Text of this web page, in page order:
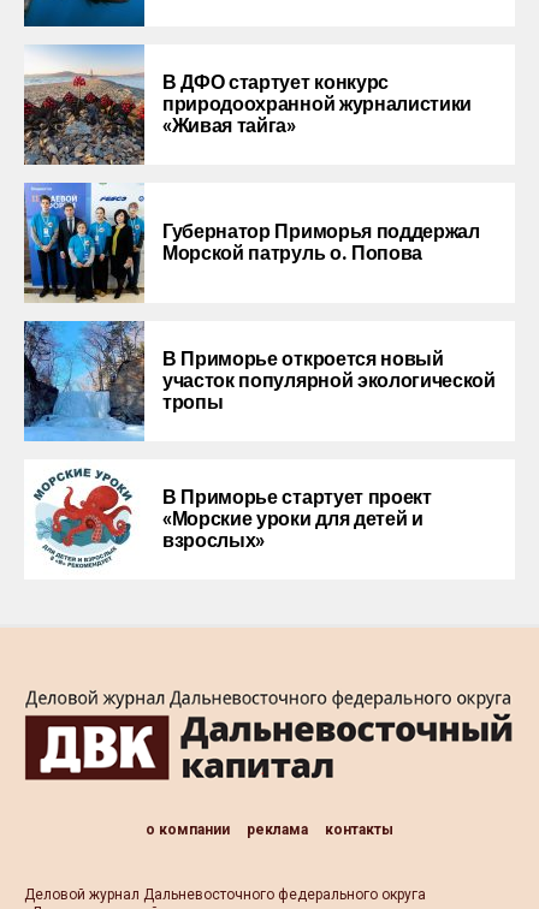
В ДФО стартует конкурс
природоохранной журналистики
«Живая тайга»
Губернатор Приморья поддержал
Морской патруль о. Попова
В Приморье откроется новый
участок популярной экологической
тропы
В Приморье стартует проект
«Морские уроки для детей и
взрослых»
о компании реклама контакты
Деловой журнал Дальневосточного федерального округа